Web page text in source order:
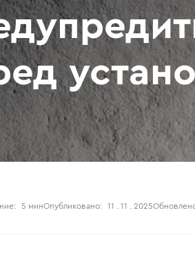
5 минОпубликовано: 11 . 11 . 2025